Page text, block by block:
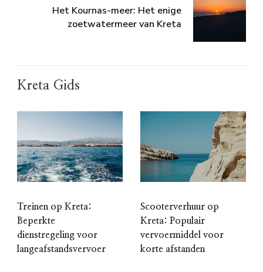
Het Kournas-meer: Het enige
zoetwatermeer van Kreta
Kreta Gids
Treinen op Kreta:
Beperkte
dienstregeling voor
langeafstandsvervoer
Scooterverhuur op
Kreta: Populair
vervoermiddel voor
korte afstanden